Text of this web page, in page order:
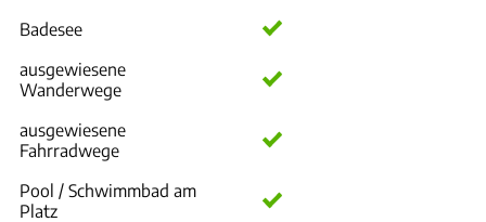
Badesee
ausgewiesene
Wanderwege
ausgewiesene
Fahrradwege
Pool / Schwimmbad am
Platz